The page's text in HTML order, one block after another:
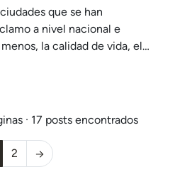
que se han
a nivel nacional e
la calidad de vida, el
· 17 posts encontrados
2